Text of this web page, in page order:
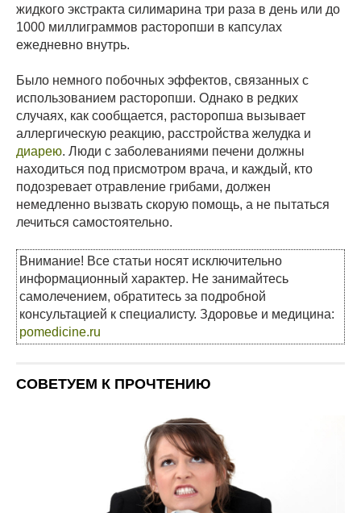
жидкого экстракта силимарина три раза в день или до
1000 миллиграммов расторопши в капсулах
ежедневно внутрь.
Было немного побочных эффектов, связанных с
использованием расторопши. Однако в редких
случаях, как сообщается, расторопша вызывает
аллергическую реакцию, расстройства желудка и
диарею. Люди с заболеваниями печени должны
находиться под присмотром врача, и каждый, кто
подозревает отравление грибами, должен
немедленно вызвать скорую помощь, а не пытаться
лечиться самостоятельно.
Внимание! Все статьи носят исключительно
информационный характер. Не занимайтесь
самолечением, обратитесь за подробной
консультацией к специалисту. Здоровье и медицина:
pomedicine.ru
СОВЕТУЕМ К ПРОЧТЕНИЮ